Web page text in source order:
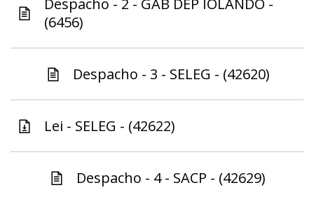
Despacho - 2 - GAB DEP IOLANDO -
(6456)
Despacho - 3 - SELEG - (42620)
Lei - SELEG - (42622)
Despacho - 4 - SACP - (42629)